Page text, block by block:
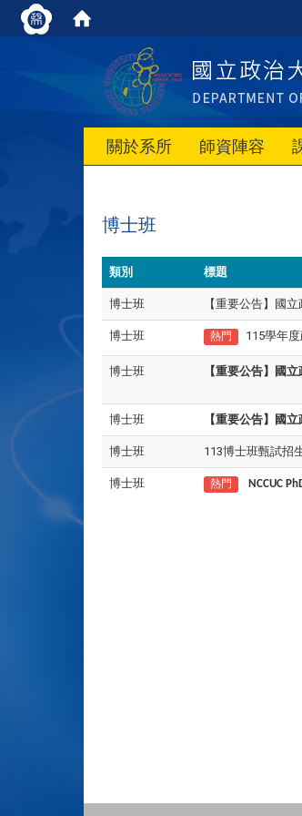
關於系所 師資陣容
博士班
類別 標題
博士班 【重要公告】國
博士班 熱門 115學年
博士班 【重要公告】國
博士班 【重要公告】國
博士班 113博士班甄試招
博士班 熱門 NCCUC